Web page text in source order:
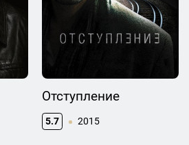
Отступление
5.7 2015